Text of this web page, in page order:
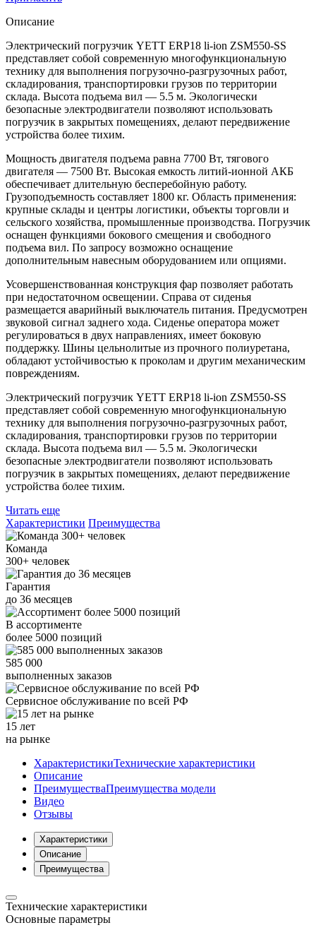
Описание
Электрический погрузчик YETT ERP18 li-ion ZSM550-SS
представляет собой современную многофункциональную
технику для выполнения погрузочно-разгрузочных работ,
складирования, транспортировки грузов по территории
склада. Высота подъема вил — 5.5 м. Экологически
безопасные электродвигатели позволяют использовать
погрузчик в закрытых помещениях, делают передвижение
устройства более тихим.
Мощность двигателя подъема равна 7700 Вт, тягового
двигателя — 7500 Вт. Высокая емкость литий-ионной АКБ
обеспечивает длительную бесперебойную работу.
Грузоподъемность составляет 1800 кг. Область применения:
крупные склады и центры логистики, объекты торговли и
сельского хозяйства, промышленные производства. Погрузчик
оснащен функциями бокового смещения и свободного
подъема вил. По запросу возможно оснащение
дополнительным навесным оборудованием или опциями.
Усовершенствованная конструкция фар позволяет работать
при недостаточном освещении. Справа от сиденья
размещается аварийный выключатель питания. Предусмотрен
звуковой сигнал заднего хода. Сиденье оператора может
регулироваться в двух направлениях, имеет боковую
поддержку. Шины цельнолитые из прочного полиуретана,
обладают устойчивостью к проколам и другим механическим
повреждениям.
Электрический погрузчик YETT ERP18 li-ion ZSM550-SS
представляет собой современную многофункциональную
технику для выполнения погрузочно-разгрузочных работ,
складирования, транспортировки грузов по территории
склада. Высота подъема вил — 5.5 м. Экологически
безопасные электродвигатели позволяют использовать
погрузчик в закрытых помещениях, делают передвижение
устройства более тихим.
Читать еще
Характеристики Преимущества
Команда
300+ человек
Гарантия
до 36 месяцев
В ассортименте
более 5000 позиций
585 000
выполненных заказов
Сервисное обслуживание по всей РФ
15 лет
на рынке
ХарактеристикиТехнические характеристики
Описание
ПреимуществаПреимущества модели
Видео
Отзывы
Характеристики
Описание
Преимущества
Технические характеристики
Основные параметры